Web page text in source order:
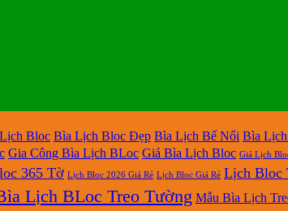
Bloc Bìa Lịch Bloc Đẹp Bìa Lịch Bế Nổi Bìa
Gia Công Bìa Lịch BLoc Giá Bìa Lịch Bloc Giá Lịch
365 Tờ Lịch Bloc 2026 Giá Rẻ Lịch Bloc Giá Rẻ Lịch Bloc
Lịch BLoc Treo Tường Mẫu Bìa Lịch